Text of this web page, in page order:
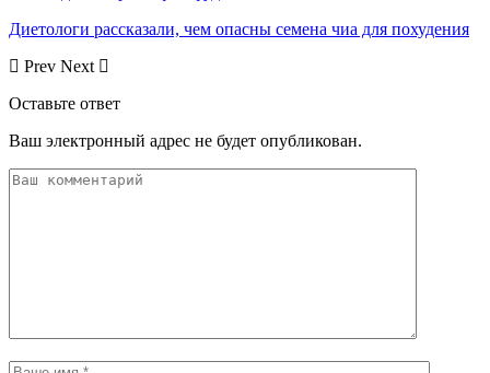
Диетологи рассказали, чем опасны семена чиа для похудения
Prev Next
Оставьте ответ
Ваш электронный адрес не будет опубликован.